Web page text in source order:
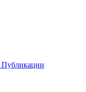
Публикации